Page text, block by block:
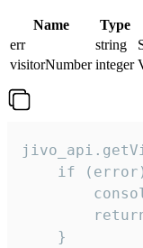
Name Type
err
string
visitorNumber integer
if
    }